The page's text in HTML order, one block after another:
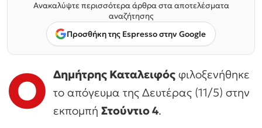
Ανακαλύψτε περισσότερα άρθρα στα αποτελέσματα
αναζήτησης
Προσθήκη της Espresso στην Google
Ο Δημήτρης Καταλειφός φιλοξενήθηκε
το απόγευμα της Δευτέρας (11/5) στην
εκπομπή Στούντιο 4.